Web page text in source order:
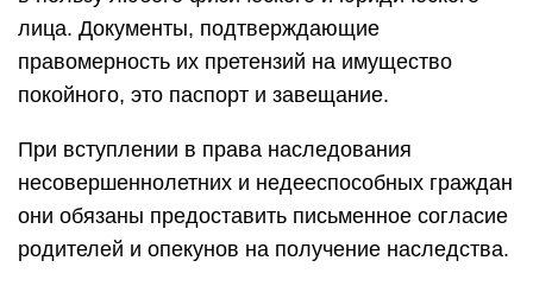
лица. Документы, подтверждающие
правомерность их претензий на имущество
покойного, это паспорт и завещание.
При вступлении в права наследования
несовершеннолетних и недееспособных граждан
они обязаны предоставить письменное согласие
родителей и опекунов на получение наследства.